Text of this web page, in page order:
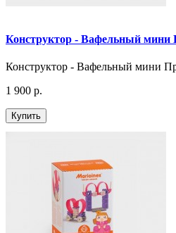
Конструктор - Вафельный мини
Конструктор - Вафельный мини
1 900 р.
Купить